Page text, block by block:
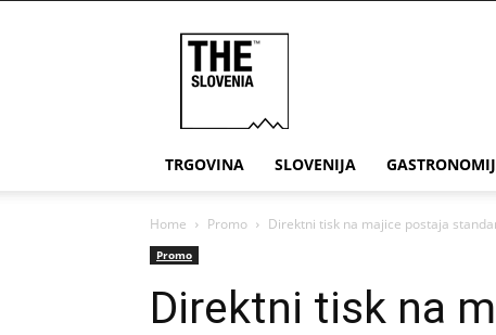
TRGOVINA SLOVENIJA
Home Promo Direktni tisk na majice postaja
Promo
Direktni tisk na